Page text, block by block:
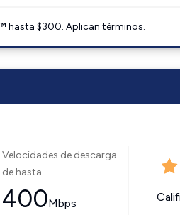
hasta $300. Aplican términos.
Velocidades de descarga
de hasta
400Mbps